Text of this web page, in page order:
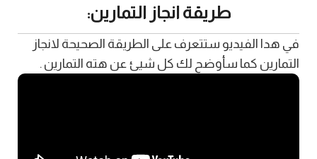
طريقة انجاز التمارين:
في هدا الفيديو ستتعرف على الطريقة الصحيحة لانجاز
التمارين كما سأوضح لك كل شيئ عن هته التمارين .